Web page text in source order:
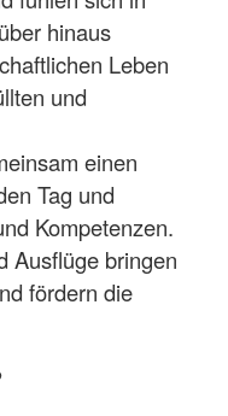
hinaus
Leben
und
einen
Tag und
Kompetenzen.
Ausflüge bringen
fördern die